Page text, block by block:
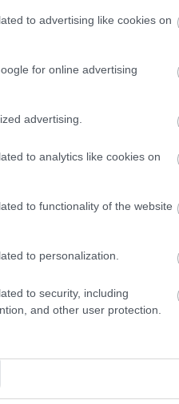
to advertising like cookies on
for online advertising
advertising.
to analytics like cookies on
to functionality of the website
to personalization.
to security, including
and other user protection.